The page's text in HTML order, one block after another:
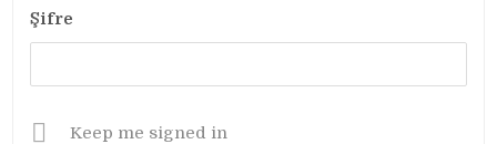
Şifre
Keep me signed in